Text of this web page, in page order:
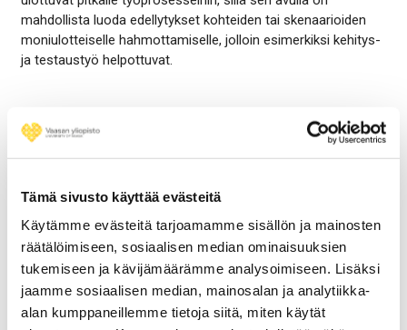
Tämä sivusto käyttää evästeitä
Käytämme evästeitä tarjoamamme sisällön ja mainosten
räätälöimiseen, sosiaalisen median ominaisuuksien
tukemiseen ja kävijämäärämme analysoimiseen. Lisäksi
jaamme sosiaalisen median, mainosalan ja analytiikka-
alan kumppaneillemme tietoja siitä, miten käytät
mahdollista luoda edellytykset kohteiden tai skenaarioiden
moniulotteiselle hahmottamiselle, jolloin esimerkiksi kehitys-
ja testaustyö helpottuvat.
4. Itsensä johtaminen
Kun lähijohtaja ei ole lähettyvillä ohjaamassa päivittäistä
johtaminen nähdään keskeisenä tulevaisuuden
työelämätaitona. Itseään johtavalla on tarvittavat taidot
oman ajan hallintaan, oman työn suunnitteluun, oman
jaksamisen arviointiin ja stressinhallintaan sekä elinikäiseen
oppimiseen. Ideaalitilanteessa monipuolinen digitaalinen
työympäristö tarjoaisi edellytykset myös näiden taitojen
kehittämiselle ja toteuttamiselle.